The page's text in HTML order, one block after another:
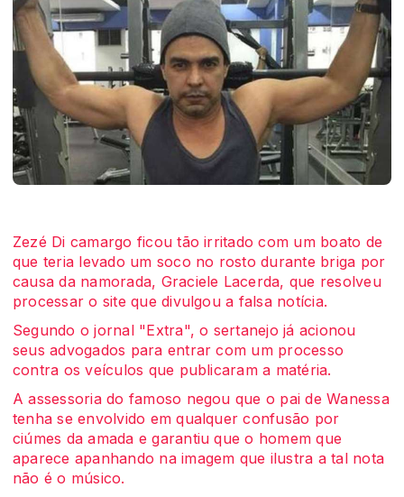
Zezé Di camargo ficou tão irritado com um boato de
que teria levado um soco no rosto durante briga por
causa da namorada, Graciele Lacerda, que resolveu
processar o site que divulgou a falsa notícia.
Segundo o jornal "Extra", o sertanejo já acionou
seus advogados para entrar com um processo
contra os veículos que publicaram a matéria.
A assessoria do famoso negou que o pai de Wanessa
tenha se envolvido em qualquer confusão por
ciúmes da amada e garantiu que o homem que
aparece apanhando na imagem que ilustra a tal nota
não é o músico.